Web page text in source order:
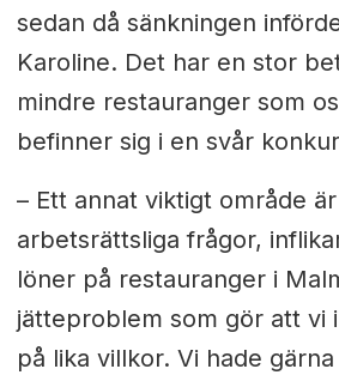
sedan då sänkningen
Karoline. Det har en stor
mindre restauranger som
befinner sig i en svår
– Ett annat viktigt område
arbetsrättsliga frågor,
löner på restauranger i
jätteproblem som gör att vi
på lika villkor. Vi hade